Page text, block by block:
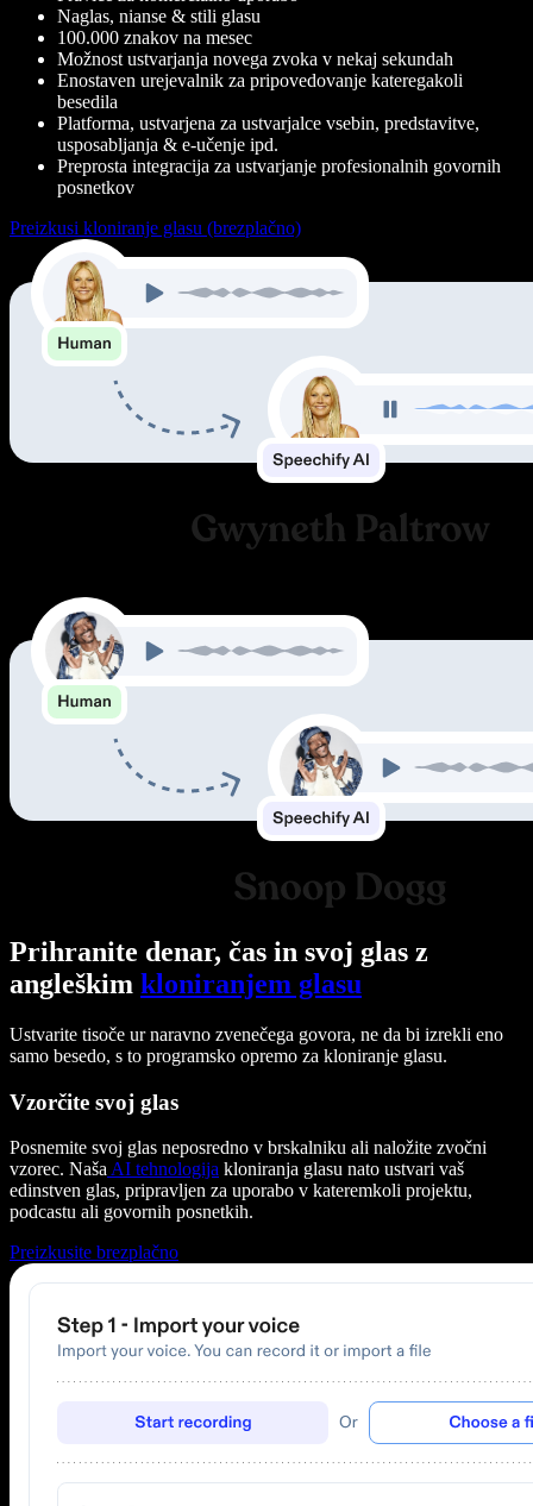
Naglas, nianse & stili glasu
100.000 znakov na mesec
Možnost ustvarjanja novega zvoka v nekaj sekundah
Enostaven urejevalnik za pripovedovanje kateregakoli
besedila
Platforma, ustvarjena za ustvarjalce vsebin, predstavitve,
usposabljanja & e-učenje ipd.
Preprosta integracija za ustvarjanje profesionalnih govornih
posnetkov
Preizkusi kloniranje glasu (brezplačno)
Prihranite denar, čas in svoj glas z
angleškim kloniranjem glasu
Ustvarite tisoče ur naravno zvenečega govora, ne da bi izrekli eno
samo besedo, s to programsko opremo za kloniranje glasu.
Vzorčite svoj glas
Posnemite svoj glas neposredno v brskalniku ali naložite zvočni
vzorec. NašaAI tehnologija kloniranja glasu nato ustvari vaš
edinstven glas, pripravljen za uporabo v kateremkoli projektu,
podcastu ali govornih posnetkih.
Preizkusite brezplačno